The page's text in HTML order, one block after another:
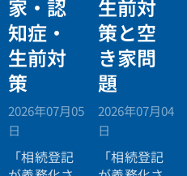
家・認
知症・
生前対
策
2026年07月05
日
「相続登記
生前対
策と空
き家問
題
2026年07月04
日
「相続登記